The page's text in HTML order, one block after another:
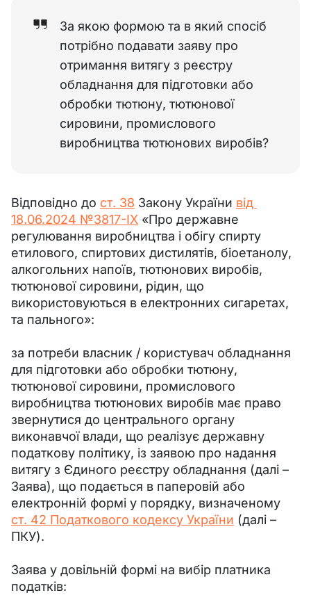
За якою формою та в який спосіб
потрібно подавати заяву про
отримання витягу з реєстру
обладнання для підготовки або
обробки тютюну, тютюнової
сировини, промислового
виробництва тютюнових виробів?
Відповідно до ст. 38 Закону України від
18.06.2024 №3817-ІХ «Про державне
регулювання виробництва і обігу спирту
етилового, спиртових дистилятів, біоетанолу,
алкогольних напоїв, тютюнових виробів,
тютюнової сировини, рідин, що
використовуються в електронних сигаретах,
та пального»:
за потреби власник / користувач обладнання
для підготовки або обробки тютюну,
тютюнової сировини, промислового
виробництва тютюнових виробів має право
звернутися до центрального органу
виконавчої влади, що реалізує державну
податкову політику, із заявою про надання
витягу з Єдиного реєстру обладнання (далі –
Заява), що подається в паперовій або
електронній формі у порядку, визначеному
ст. 42 Податкового кодексу України (далі –
ПКУ).
Заява у довільній формі на вибір платника
податків: